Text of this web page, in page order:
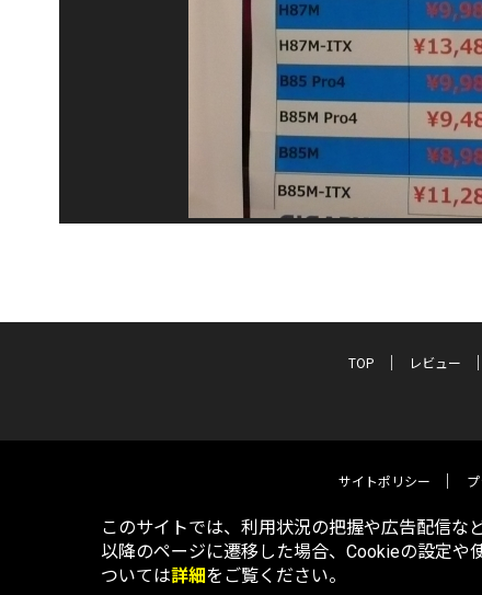
TOP レビュー
サイトポリシー
このサイトでは、利用状況の把握や広告配信な
以降のページに遷移した場合、Cookieの設定や
ついては詳細をご覧ください。